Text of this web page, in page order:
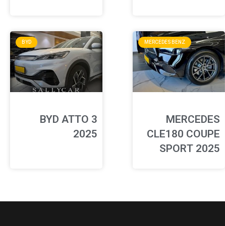
MERCEDES BENZ
MERCEDES
CLE180 COUPE
SPORT 2025
BYD
BYD ATTO 3
2025